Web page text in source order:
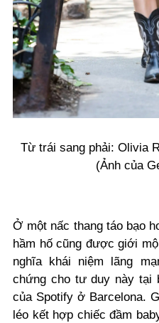
Từ trái sang phải: Olivia
(Ảnh của
Ở một nấc thang táo bạo
hầm hố cũng được giới
nghĩa khái niệm lãng
chứng cho tư duy này tại
của Spotify ở Barcelona.
léo kết hợp chiếc đầm